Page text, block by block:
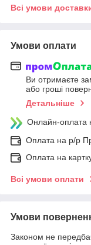
Всі умови
Умови оплати
Ви отримаєте
або гроші
Детальніше
Онлайн-оплата
Оплата на р/р
Оплата на
Всі умови оплати
Умови
Законом не